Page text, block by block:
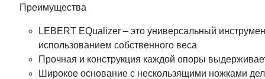
Преимущества
LEBERT EQualizer – это универсальный
использованием собственного веса
Прочная и конструкция каждой опоры
Широкое основание с нескользящими ножками